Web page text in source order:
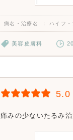
病名・治療名 ハイフ・
美容皮膚科
5.0
痛みの少ないたるみ